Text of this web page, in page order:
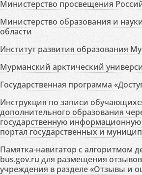
Министерство просвещения
Министерство образования и
области
Институт развития образования
Мурманский арктический
Государственная программа
Инструкция по записи
дополнительного образования
государственную
портал государственных и
Памятка-навигатор с алгоритмом
bus.gov.ru для размещения
учреждения в разделе «Отзывы и